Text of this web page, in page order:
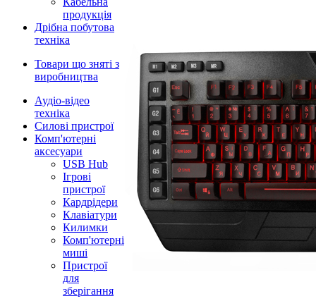
продукція
Дрібна побутова
техніка
Товари що зняті з
виробництва
Аудіо-відео
техніка
Силові пристрої
Комп'ютерні
аксесуари
USB Hub
Ігрові
пристрої
Кардрідери
Клавіатури
Килимки
Комп'ютерні
миші
Пристрої
для
зберігання